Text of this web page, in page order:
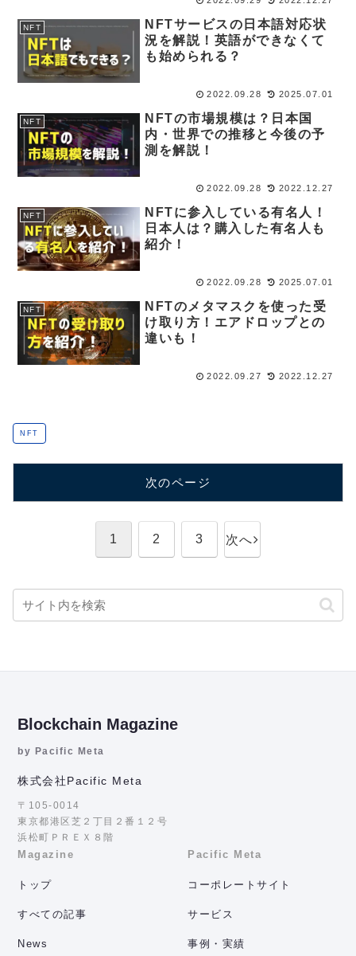
NFT
NFTサービスの日本語対応状
況を解説！英語ができなくて
も始められる？
2022.09.28 2025.07.01
NFT
NFTの市場規模は？日本国
内・世界での推移と今後の予
測を解説！
2022.09.28 2022.12.27
NFT
NFTに参入している有名人！
日本人は？購入した有名人も
紹介！
2022.09.28 2025.07.01
NFT
NFTのメタマスクを使った受
け取り方！エアドロップとの
違いも！
2022.09.27 2022.12.27
NFT
次のページ
1 2 3 次へ
Blockchain Magazine
by Pacific Meta
株式会社Pacific Meta
〒105-0014
東京都港区芝２丁目２番１２号
浜松町ＰＲＥＸ８階
Magazine
トップ
すべての記事
News
Pacific Meta
コーポレートサイト
サービス
事例・実績